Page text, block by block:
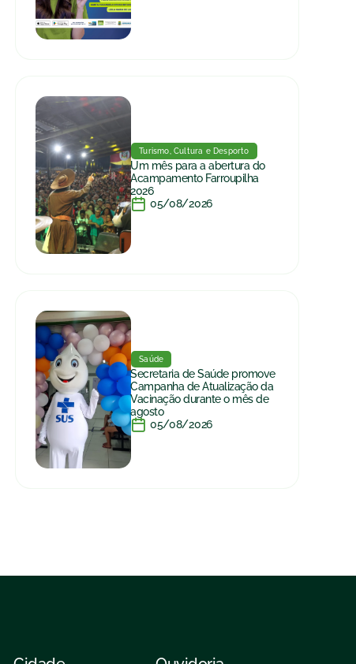
Turismo, Cultura e Desporto
Um mês para a abertura do
Acampamento Farroupilha
2026
05/08/2026
Saúde
Secretaria de Saúde promove
Campanha de Atualização da
Vacinação durante o mês de
agosto
05/08/2026